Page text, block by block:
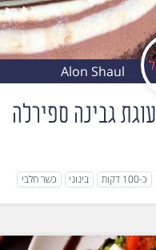
Alon Shaul
עוגת גבינה ספירלה
כ-100 דקות בינוני כשר חלבי